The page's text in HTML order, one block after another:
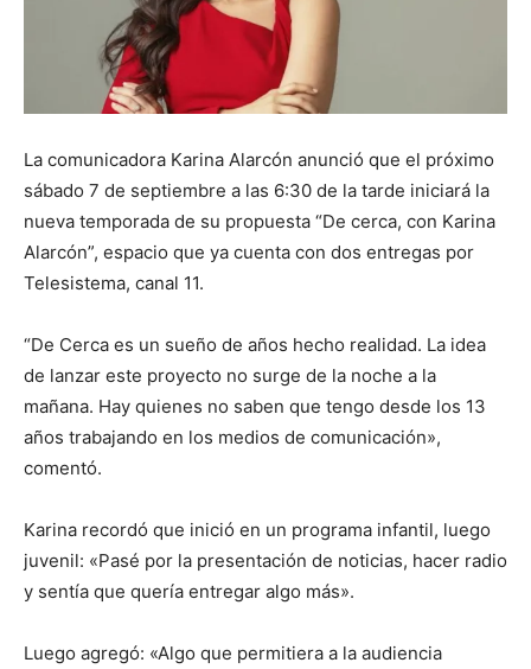
La comunicadora Karina Alarcón anunció que el próximo
sábado 7 de septiembre a las 6:30 de la tarde iniciará la
nueva temporada de su propuesta “De cerca, con Karina
Alarcón”, espacio que ya cuenta con dos entregas por
Telesistema, canal 11.
“De Cerca es un sueño de años hecho realidad. La idea
de lanzar este proyecto no surge de la noche a la
mañana. Hay quienes no saben que tengo desde los 13
años trabajando en los medios de comunicación»,
comentó.
Karina recordó que inició en un programa infantil, luego
juvenil: «Pasé por la presentación de noticias, hacer radio
y sentía que quería entregar algo más».
Luego agregó: «Algo que permitiera a la audiencia